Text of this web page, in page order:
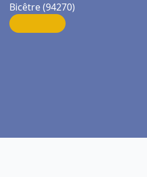
Bicêtre (94270)